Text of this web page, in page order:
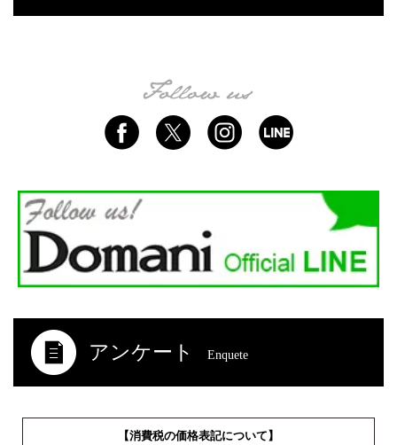
アンケート Enquete
【消費税の価格表記について】